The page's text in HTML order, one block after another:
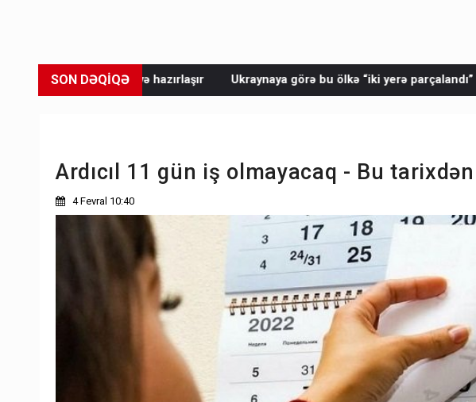
SON DƏQİQƏ
hazırlaşır Ukraynaya görə bu ölkə “iki yerə parçalandı” Paşinyandan
Ardıcıl 11 gün iş olmayacaq - Bu tarixdən
4 Fevral 10:40